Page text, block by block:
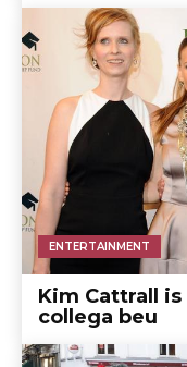
ENTERTAINMENT
Kim Cattrall
collega beu